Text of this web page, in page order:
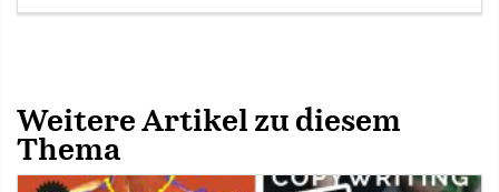
Weitere Artikel zu diesem
Thema